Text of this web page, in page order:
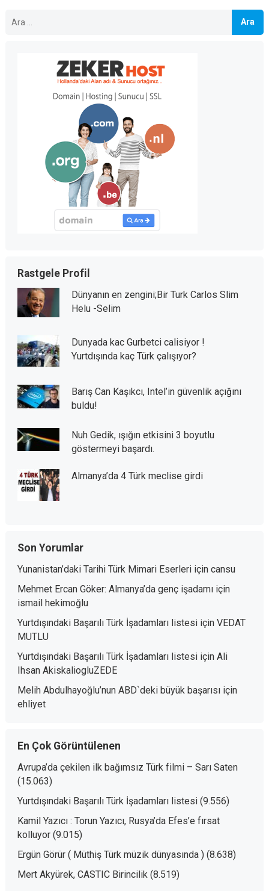
Rastgele Profil
Dünyanın en zengini;Bir Turk Carlos Slim
Helu -Selim
Dunyada kac Gurbetci calisiyor !
Yurtdışında kaç Türk çalışıyor?
Barış Can Kaşıkcı, Intel’in güvenlik açığını
buldu!
Nuh Gedik, ışığın etkisini 3 boyutlu
göstermeyi başardı.
Almanya’da 4 Türk meclise girdi
Son Yorumlar
Yunanistan’daki Tarihi Türk Mimari Eserleriiçin cansu
Mehmet Ercan Göker: Almanya’da genç işadamıiçin
ismail hekimoğlu
Yurtdışındaki Başarılı Türk İşadamları listesiiçin VEDAT
MUTLU
Yurtdışındaki Başarılı Türk İşadamları listesiiçin Ali
Ihsan AkiskaliogluZEDE
Melih Abdulhayoğlu’nun ABD`deki büyük başarısıiçin
ehliyet
En Çok Görüntülenen
Avrupa’da çekilen ilk bağımsız Türk filmi – Sarı Saten
(15.063)
Yurtdışındaki Başarılı Türk İşadamları listesi (9.556)
Kamil Yazıcı : Torun Yazıcı, Rusya’da Efes’e fırsat
kolluyor (9.015)
Ergün Görür ( Müthiş Türk müzik dünyasında ) (8.638)
Mert Akyürek, CASTIC Birincilik (8.519)